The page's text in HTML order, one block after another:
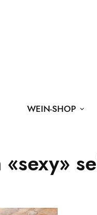
WEIN-SHOP